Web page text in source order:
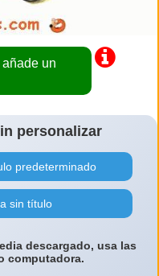
un
personalizar
predeterminado
sin título
descargado, usa las
computadora.